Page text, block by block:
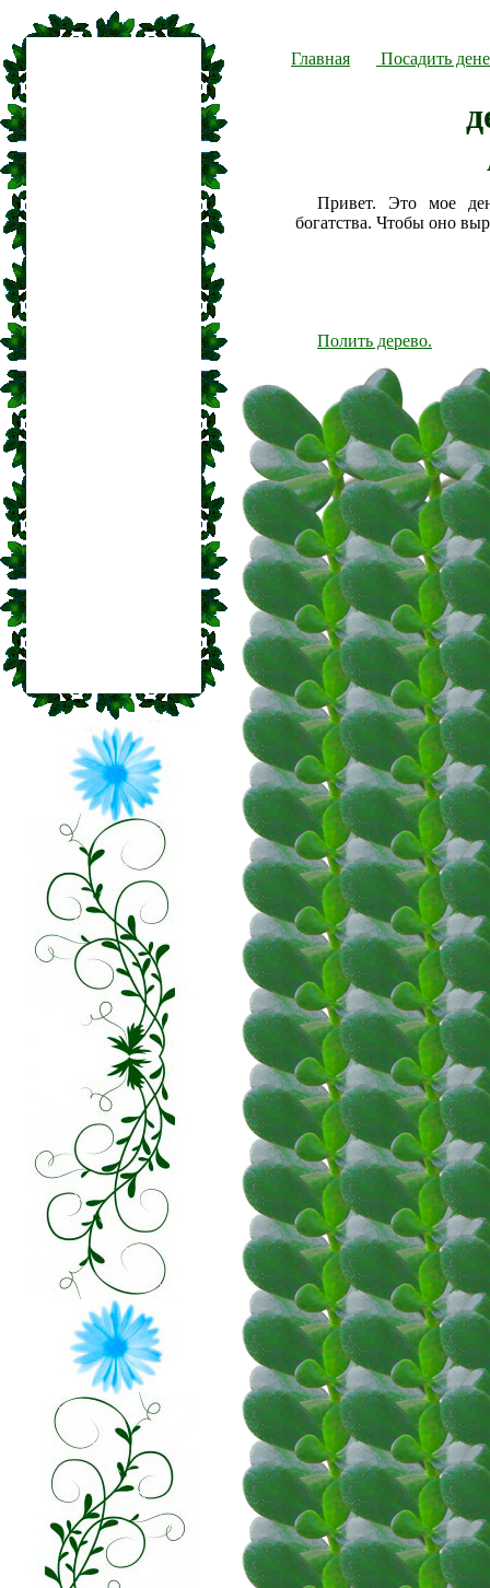
Главная Посадить
Привет. Это мое
богатства. Чтобы оно
Полить дерево.